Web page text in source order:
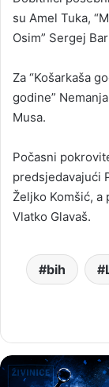
su Amel Tuka,
Osim” Sergej
Za “Košarkaša
godine”
Musa.
Počasni
predsjedavajući
Željko Komšić,
Vlatko Glavaš.
bih